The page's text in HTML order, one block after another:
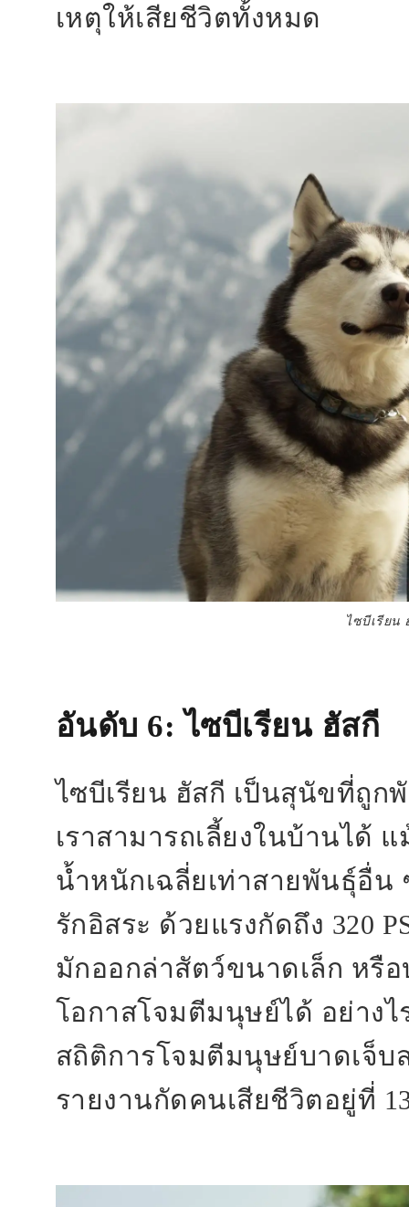
เหตุให้เสียชีวิตทั้งหมด
ไซบีเรียน
อันดับ 6: ไซบีเรียน ฮัสกี
ไซบีเรียน ฮัสกี เป็นสุนัขที่ถูก
เราสามารถเลี้ยงในบ้านได้
น้ำหนักเฉลี่ยเท่าสายพันธุ์อื่น
รักอิสระ ด้วยแรงกัดถึง 320
มักออกล่าสัตว์ขนาดเล็ก หรื
โอกาสโจมตีมนุษย์ได้ อย่าง
สถิติการโจมตีมนุษย์บาดเจ็บ
รายงานกัดคนเสียชีวิตอยู่ที่